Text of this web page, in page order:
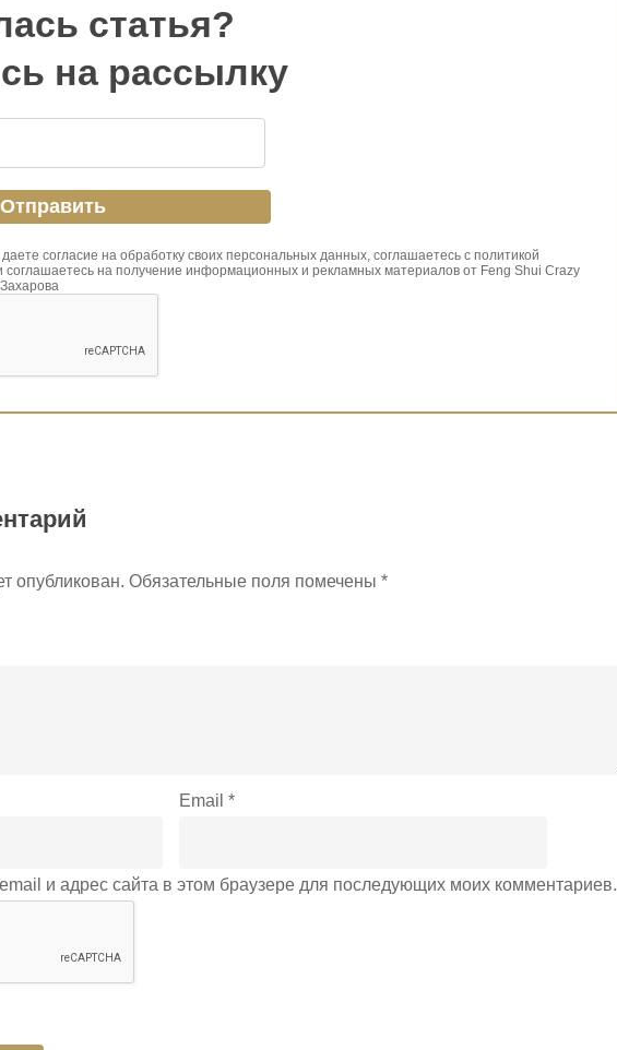
статья?
на рассылку
согласие на обработку своих персональных данных, соглашаетесь с политикой
соглашаетесь на получение информационных и рекламных материалов от Feng Shui Crazy
опубликован. Обязательные поля помечены *
Email*
и адрес сайта в этом браузере для последующих моих комментариев.